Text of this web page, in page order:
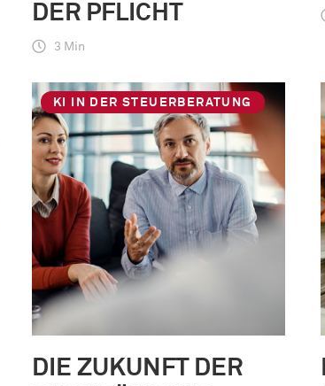
DER PFLICHT
3 Min
KI IN DER STEUERBERATUNG
DIE ZUKUNFT DER